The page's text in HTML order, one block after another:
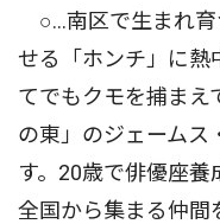
○…南区で生まれ育
せる「ホンチ」に熱
てでもクモを捕まえ
の東」のジェームス
す。20歳で俳優座
全国から集まる仲間